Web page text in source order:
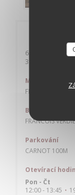
6 rue de l'etoile
31000 toulouse
Metro
FRANCOIS
Bike station
FRANCOIS
Parkování
CARNOT 100M
Otevírací
Pon - Čt
12:00 - 13:45 •